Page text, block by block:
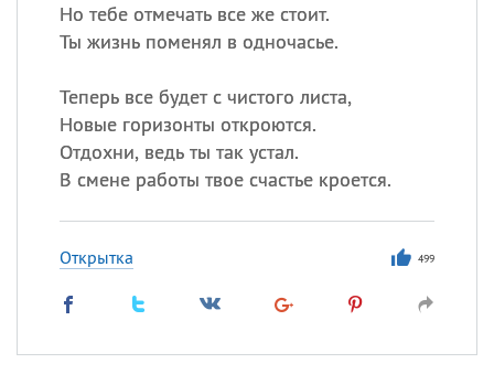
Но тебе отмечать все же стоит.
Ты жизнь поменял в одночасье.
Теперь все будет с чистого листа,
Новые горизонты откроются.
Отдохни, ведь ты так устал.
В смене работы твое счастье кроется.
Открытка 499